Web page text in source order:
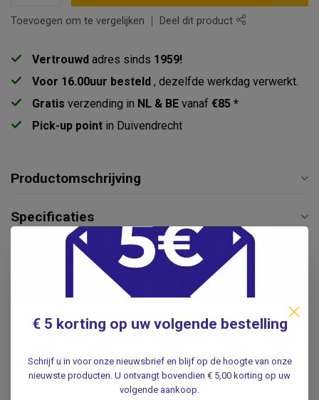
Toevoegen om te vergelijken Deel dit product
Vertrouwd adres sinds 1959!
Voor 16.00uur besteld , dezelfde werkdag verwerkt.
Gratis verzending in NL & BE vanaf €85 *
Pick-up point in Duivendrecht
Productomschrijving
Specificaties
.
€ 5 korting op uw volgende bestelling
Schrijf u in voor onze nieuwsbrief en blijf op de hoogte van onze
nieuwste producten. U ontvangt bovendien € 5,00 korting op uw
volgende aankoop.